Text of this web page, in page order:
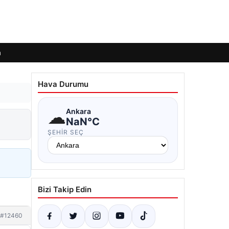
#12460
Hava Durumu
☁Ankara
NaN°C
ŞEHIR SEÇ
Bizi Takip Edin